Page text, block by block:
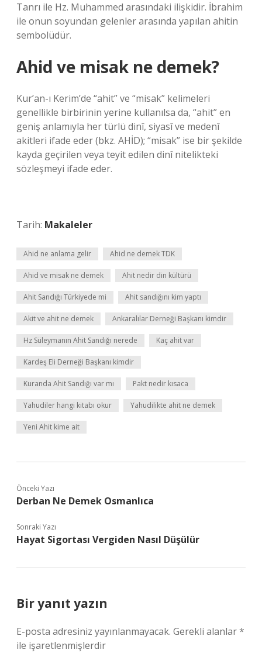
Tanrı ile Hz. Muhammed arasındaki ilişkidir. İbrahim
ile onun soyundan gelenler arasında yapılan ahitin
sembolüdür.
Ahid ve misak ne demek?
Kur’an-ı Kerim’de “ahit” ve “misak” kelimeleri
genellikle birbirinin yerine kullanılsa da, “ahit” en
geniş anlamıyla her türlü dinî, siyasî ve medenî
akitleri ifade eder (bkz. AHİD); “misak” ise bir şekilde
kayda geçirilen veya teyit edilen dinî nitelikteki
sözleşmeyi ifade eder.
Tarih: Makaleler
Ahid ne anlama gelir Ahid ne demek TDK
Ahid ve misak ne demek Ahit nedir din kültürü
Ahit Sandığı Türkiyede mi Ahit sandığını kim yaptı
Akit ve ahit ne demek Ankaralılar Derneği Başkanı kimdir
Hz Süleymanın Ahit Sandığı nerede Kaç ahit var
Kardeş Eli Derneği Başkanı kimdir
Kuranda Ahit Sandığı var mı Pakt nedir kısaca
Yahudiler hangi kitabı okur Yahudilikte ahit ne demek
Yeni Ahit kime ait
Önceki Yazı
Derban Ne Demek Osmanlıca
Sonraki Yazı
Hayat Sigortası Vergiden Nasıl Düşülür
Bir yanıt yazın
E-posta adresiniz yayınlanmayacak. Gerekli alanlar*
ile işaretlenmişlerdir